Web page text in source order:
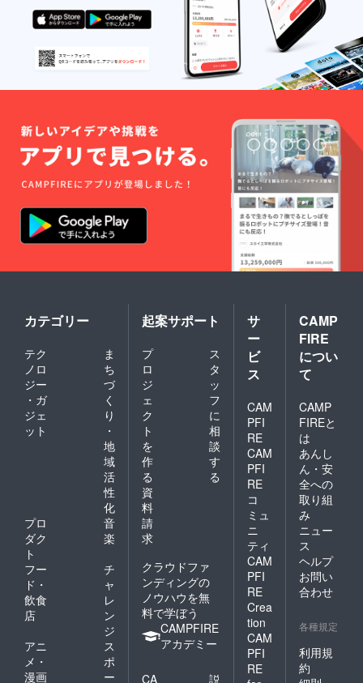
ひ、前
向きな
言葉の
力を最
大限に
活用
し、あ
く人生
を手に
入れて
くださ
い。 皆
様のご
支援を
心より
お待ち
してお
りま
す。
会に、
言霊
カード
と氣質
で、あ
なたら
を切り
開きま
せん
か？ 数
量限定
のた
め、お
早めに
お申し
込みく
い！
と
VITACE
氣質
カード
が加わ
ること
で、
の幅が
広が
り、よ
り具体
的なア
スを得
られ
る。 *
ガイド
を読む
とだま
セラ
ピーを
より効
果的に
実践で
きる。
学んで
頂けま
す。ご
自宅に
いなが
ら２.５
時間で
ます
よ！ 検
定に合
格する
と？ A4
サイズ
の認定
証を贈
呈！あ
スキル
す。 ＊
自信を
持って
氣質診
断を活
用！ 家
族、友
場な
ど、
様々な
場面で
役立つ
知識が
身につ
きま
す。 こ
んな方
におす
すめ ＊
人間関
係の悩
みを抱
えてい
自分と
違いを
理解
し、コ
ト ＊
VITACE
氣質
カード
あなた
の個性
を輝か
せる、
氣質診
断に基
づいた
メッ
セージ
カード
＊取扱
説明書
カード
方や、
60干支
の知識
るため
の解説
別セッ
ト】こ
とだま
イド
ブック
今回の
企画の
ために
書き下
ろし
た、
『こと
だまセ
ラピー
ガイド
ブッ
ク〜60
日ごと
に巡り
まれ変
日』60
日ごと
の運勢
いため
ご了承
くださ
い。初
回氣質
診断か
ら3ヶ月
期間を
想定し
ており
ます。
60干支
ことだ
まカー
ドセッ
ト＋ガ
ブック
につい
てはこ
ださい↓
【セッ
容】 ＊
60干支
ことだ
ピーオ
ラクル
カード
あなた
の魂に
語りか
ける、
60種類
のこと
だま
メッ
セージ
が込め
られた
カード
＊五神
青龍、
麒麟、
白虎、
玄武の
消！ 周
囲の人
とのコ
ミュニ
ション
を円滑
信頼関
係を築
くスキ
ルを習
得。相
性には
良い悪
いはあ
りませ
ぜ苦手
なの
か、そ
かるか
ら悩み
解消に
繋がり
ます
級の内
容より
もさら
に深く
分析で
きる力
を身に
つけま
す。 ＊
カード
と合わ
せて学
ぶこと
で理解
が深ま
る！ 60
とだま
ピー
カード
との相
『こと
だまセ
ラピー
ガイド
ク〜60
日ごと
くる生
まれ変
わりの
日』60
日ごと
の運勢
や、
日々の
生活に
れるこ
とがで
きるこ
方法を
紹介。
＊運勢/
効能は
確約す
ではあ
りませ
ん。
【スペ
シャル
特典】
コンサ
ルタン
ト松岡
紫鳳に
よる氣
質診断
（通常
90分
¥33,000
たの本
質や才
能、課
題など
を深く
カテゴリー
テク
ノロ
ジー
・ガ
ジェ
ット
ま
ち
づ
く
り
・
地
域
活
性
化
プロ
ダク
ト
音
楽
フー
ド・
飲食
店
チ
ャ
レ
ン
ジ
アニ
メ・
漫画
ス
ポ
ー
起案サポート
プ
ロ
ジ
ェ
ク
ト
を
作
る
ス
タ
ッ
フ
に
相
談
す
る
資
料
請
求
クラウドファ
ンディングの
ノウハウを無
料で学ぼう
CAMPFIRE
アカデミー
CA
説
サ
ー
ビ
ス
CAM
PFI
RE
CAM
PFI
RE
コ
ミュ
ニ
ティ
CAM
PFI
RE
Crea
tion
CAM
PFI
RE
CAMP
FIRE
につい
て
CAMP
FIREと
は
あんし
ん・安
全への
取り組
み
ニュー
ス
ヘルプ
お問い
合わせ
各種規定
利用規
約